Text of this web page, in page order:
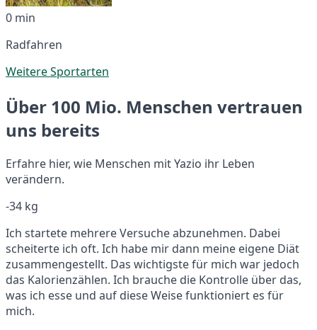
0 min
Radfahren
Weitere Sportarten
Über 100 Mio. Menschen vertrauen
uns bereits
Erfahre hier, wie Menschen mit Yazio ihr Leben
verändern.
-34 kg
Ich startete mehrere Versuche abzunehmen. Dabei
scheiterte ich oft. Ich habe mir dann meine eigene Diät
zusammengestellt. Das wichtigste für mich war jedoch
das Kalorienzählen. Ich brauche die Kontrolle über das,
was ich esse und auf diese Weise funktioniert es für
mich.